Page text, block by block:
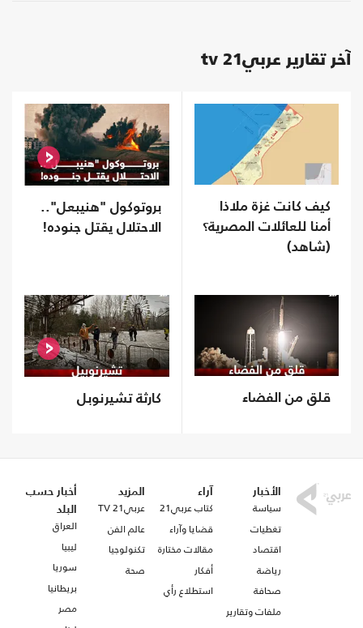
آخر تقارير عربي21 tv
كيف كانت غزة ملاذا
أمنا للعائلات المصرية؟
(شاهد)
بروتوكول "هنيبعل"..
الاحتلال يقتل جنوده!
قلق من الفضاء كارثة تشيرنوبل
الأخبار
سياسة
تغطيات
اقتصاد
رياضة
صحافة
ملفات وتقارير
آراء
كتاب عربي21
قضايا وآراء
مقالات مختارة
أفكار
استطلاع رأي
المزيد
عربي21 TV
عالم الفن
تكنولوجيا
صحة
أخبار حسب
البلد
العراق
ليبيا
سوريا
بريطانيا
مصر